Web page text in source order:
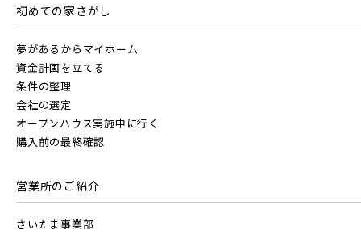
京成線
京成松戸線
京成本線
JR川越線
JR東北本線 [宇都宮線]
JR高崎線
JR武蔵野線
地図にあるご希望の物件アイコンをクリックすると
見学OK
見学不可
すぐに入居可能
すべて
画像
すべて
キッチン
こだわり条件
初めての家さがし
夢があるからマイホーム
資金計画を立てる
条件の整理
会社の選定
オープンハウス実施中に行く
購入前の最終確認
営業所のご紹介
さいたま事業部